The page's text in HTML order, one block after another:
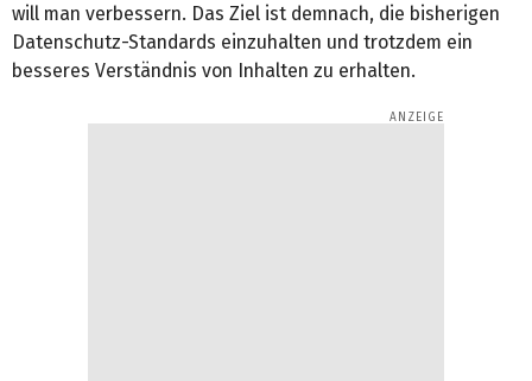
will man verbessern. Das Ziel ist demnach, die bisherigen
Datenschutz-Standards einzuhalten und trotzdem ein
besseres Verständnis von Inhalten zu erhalten.